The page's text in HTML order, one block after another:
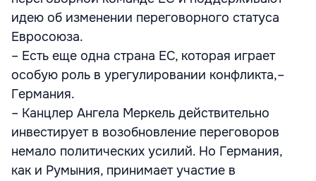
идею об изменении переговорного статуса
Евросоюза.
– Есть еще одна страна ЕС, которая играет
особую роль в урегулировании конфликта,–
Германия.
– Канцлер Ангела Меркель действительно
инвестирует в возобновление переговоров
немало политических усилий. Но Германия,
как и Румыния, принимает участие в